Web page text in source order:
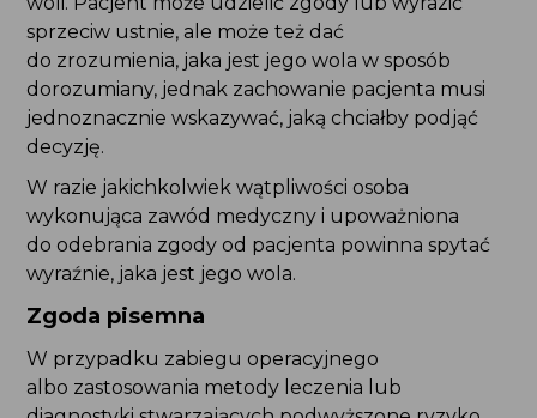
jaka jest jego wola w sposób dorozumiany, jednak
zachowanie pacjenta musi jednoznacznie
wskazywać, jaką chciałby podjąć decyzję.
W razie jakichkolwiek wątpliwości osoba
wykonująca zawód medyczny i upoważniona
wyraźnie, jaka jest jego wola.
Zgoda pisemna
W przypadku zabiegu operacyjnego
albo zastosowania metody leczenia lub
dla pacjenta, zgodę wyraża się w formie pisemnej.